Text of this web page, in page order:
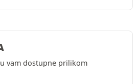
vam dostupne prilikom